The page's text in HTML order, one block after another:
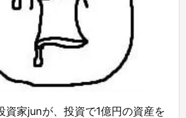
資家junが、投資で1億円の資産を